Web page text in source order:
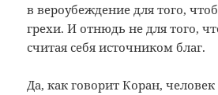
в вероубеждение для того,
грехи. И отнюдь не для того,
считая себя источником благ.
Да, как говорит Коран,